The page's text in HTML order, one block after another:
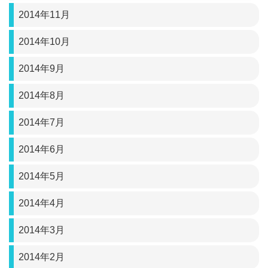
2014年11月
2014年10月
2014年9月
2014年8月
2014年7月
2014年6月
2014年5月
2014年4月
2014年3月
2014年2月